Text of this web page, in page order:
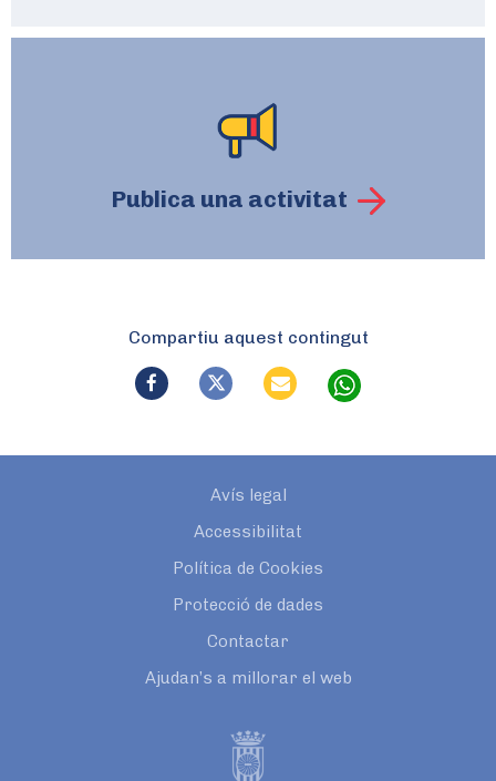
Publica una activitat
Compartiu aquest contingut
Avís legal
Accessibilitat
Política de Cookies
Protecció de dades
Contactar
Ajudan’s a millorar el web